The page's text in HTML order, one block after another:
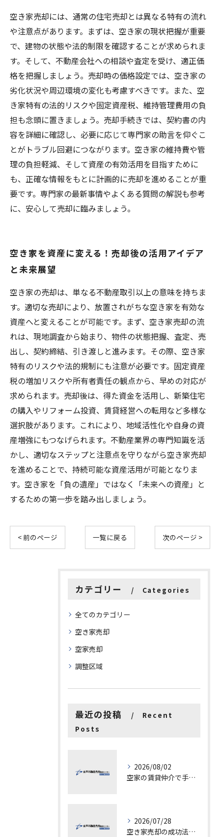
空き家売却には、通常の住宅売却とは異なる特有の流れ
や注意点があります。まずは、空き家の現状把握が重要
で、建物の状態や法的制限を確認することが求められま
す。そして、不動産会社への相談や査定を受け、適正価
格を把握しましょう。売却時の価格設定では、空き家の
劣化状況や周辺環境の変化も考慮すべきです。また、空
き家特有の法的リスクや固定資産税、維持管理費用の負
担も念頭に置きましょう。売却手続きでは、契約書の内
容を詳細に確認し、必要に応じて専門家の助言を仰ぐこ
とがトラブル回避につながります。空き家の維持費や管
理の負担軽減、そして資産の有効活用を目指すために
も、正確な情報をもとに計画的に売却を進めることが重
要です。専門家の最新事情やよくある質問の解説も参考
に、安心して売却に臨みましょう。
空き家を資産に変える！売却後の活用アイデア
と未来展望
空き家の売却は、単なる不動産取引以上の意味を持ちま
す。適切な売却により、放置されがちな空き家を有効な
資産へと変えることが可能です。まず、空き家売却の流
れは、現地調査から始まり、物件の状態把握、査定、売
出し、契約締結、引き渡しと進みます。その際、空き家
特有のリスクや法的規制にも注意が必要です。固定資産
税の増加リスクや所有者責任の観点から、早めの対応が
求められます。売却後は、得た資金を活用し、新築住宅
の購入やリフォーム投資、賃貸経営への転用など多様な
選択肢があります。これにより、地域活性化や自身の資
産増強にもつなげられます。不動産業界の専門知識を活
かし、適切なステップと注意点を守りながら空き家売却
を進めることで、持続可能な資産活用が可能となりま
す。空き家を「負の遺産」ではなく「未来への資産」と
するための第一歩を踏み出しましょう。
< 前のページ 一覧に戻る 次のページ >
カテゴリー Categories
全てのカテゴリー
空き家売却
空家売却
調整区域
最近の投稿
Recent
Posts
2026/08/02
空家の賃貸仲介で手数料と上限を徹底解説し200万円物件の注意点も紹介
2026/07/28
空き家売却の成功法と注意点